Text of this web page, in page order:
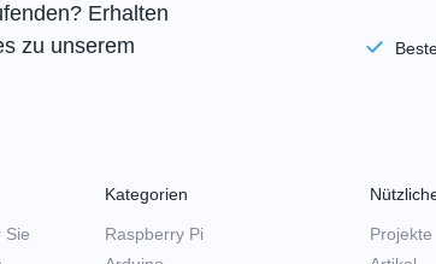
Erhalten
zu unserem
Sie
Kategorien
Raspberry Pi
Projekte